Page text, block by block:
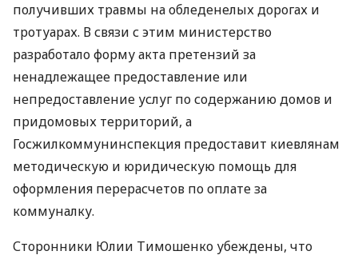
получивших травмы на обледенелых дорогах и
тротуарах. В связи с этим министерство
разработало форму акта претензий за
ненадлежащее предоставление или
непредоставление услуг по содержанию домов и
придомовых территорий, а
Госжилкоммунинспекция предоставит киевлянам
методическую и юридическую помощь для
оформления перерасчетов по оплате за
коммуналку.
Сторонники Юлии Тимошенко убеждены, что